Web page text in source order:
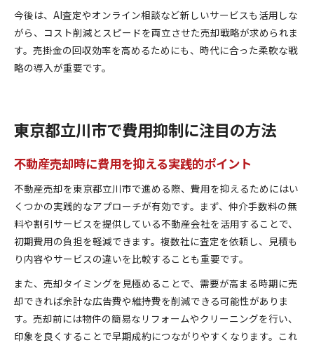
今後は、AI査定やオンライン相談など新しいサービスも活用しな
がら、コスト削減とスピードを両立させた売却戦略が求められま
す。売掛金の回収効率を高めるためにも、時代に合った柔軟な戦
略の導入が重要です。
東京都立川市で費用抑制に注目の方法
不動産売却時に費用を抑える実践的ポイント
不動産売却を東京都立川市で進める際、費用を抑えるためにはい
くつかの実践的なアプローチが有効です。まず、仲介手数料の無
料や割引サービスを提供している不動産会社を活用することで、
初期費用の負担を軽減できます。複数社に査定を依頼し、見積も
り内容やサービスの違いを比較することも重要です。
また、売却タイミングを見極めることで、需要が高まる時期に売
却できれば余計な広告費や維持費を削減できる可能性がありま
す。売却前には物件の簡易なリフォームやクリーニングを行い、
印象を良くすることで早期成約につながりやすくなります。これ